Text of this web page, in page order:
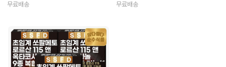
무료배송
무료배송